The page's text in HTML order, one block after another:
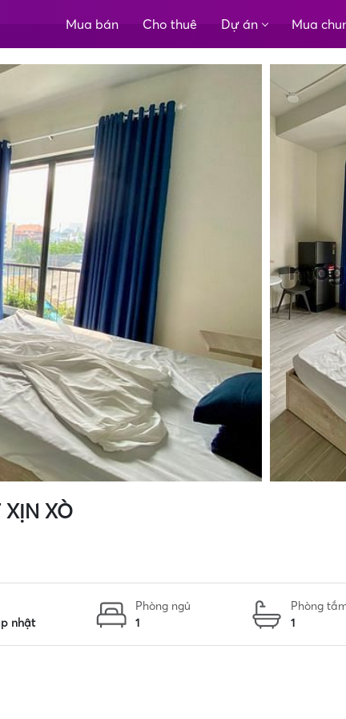
Mua bán Cho thuê Dự án Mua
XỊN XÒ
nhật
Phòng ngủ
1
Phòng
1